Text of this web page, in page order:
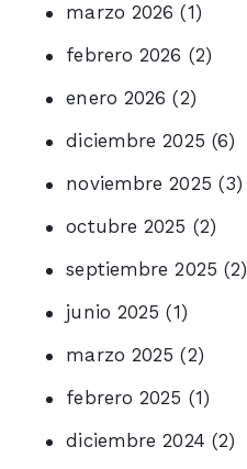
marzo 2026 (1)
febrero 2026 (2)
enero 2026 (2)
diciembre 2025 (6)
noviembre 2025 (3)
octubre 2025 (2)
septiembre 2025 (2)
junio 2025 (1)
marzo 2025 (2)
febrero 2025 (1)
diciembre 2024 (2)